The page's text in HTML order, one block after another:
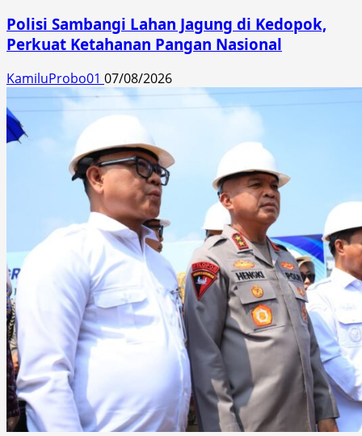
Polisi Sambangi Lahan Jagung di Kedopok,
Perkuat Ketahanan Pangan Nasional
KamiluProbo01 07/08/2026